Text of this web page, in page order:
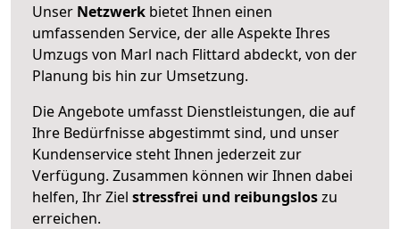
Unser Netzwerk bietet Ihnen einen
umfassenden Service, der alle Aspekte Ihres
Umzugs von Marl nach Flittard abdeckt, von der
Planung bis hin zur Umsetzung.
Die Angebote umfasst Dienstleistungen, die auf
Ihre Bedürfnisse abgestimmt sind, und unser
Kundenservice steht Ihnen jederzeit zur
Verfügung. Zusammen können wir Ihnen dabei
helfen, Ihr Ziel stressfrei und reibungsloszu
erreichen.